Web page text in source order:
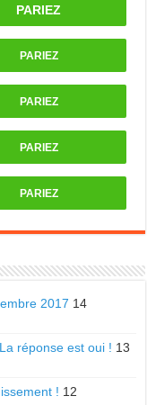
PARIEZ
PARIEZ
PARIEZ
PARIEZ
PARIEZ
2017 14
réponse est oui ! 13
! 12